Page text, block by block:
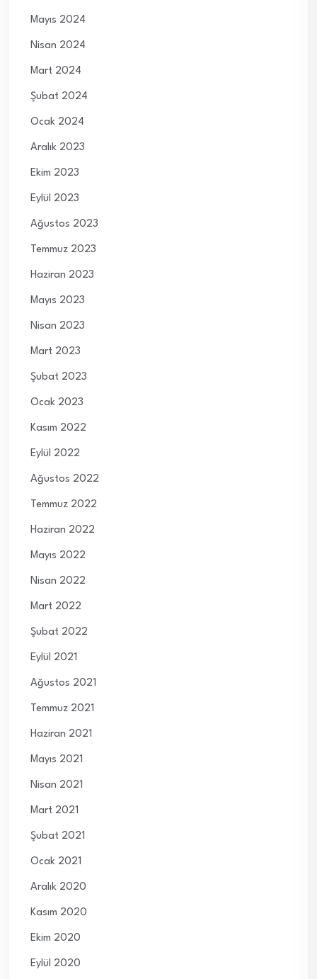
Mayıs 2024
Nisan 2024
Mart 2024
Şubat 2024
Ocak 2024
Aralık 2023
Ekim 2023
Eylül 2023
Ağustos 2023
Temmuz 2023
Haziran 2023
Mayıs 2023
Nisan 2023
Mart 2023
Şubat 2023
Ocak 2023
Kasım 2022
Eylül 2022
Ağustos 2022
Temmuz 2022
Haziran 2022
Mayıs 2022
Nisan 2022
Mart 2022
Şubat 2022
Eylül 2021
Ağustos 2021
Temmuz 2021
Haziran 2021
Mayıs 2021
Nisan 2021
Mart 2021
Şubat 2021
Ocak 2021
Aralık 2020
Kasım 2020
Ekim 2020
Eylül 2020